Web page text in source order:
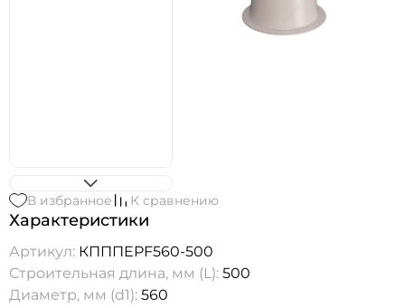
В избранное К сравнению
Характеристики
Артикул: КПППEPF560-500
Строительная длина, мм (L): 500
Диаметр, мм (d1): 560